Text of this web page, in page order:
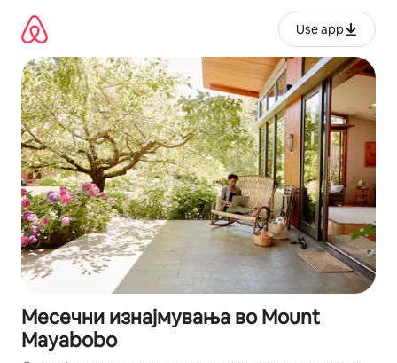
содржина
Use app
Месечни изнајмувања во Mount
Mayabobo